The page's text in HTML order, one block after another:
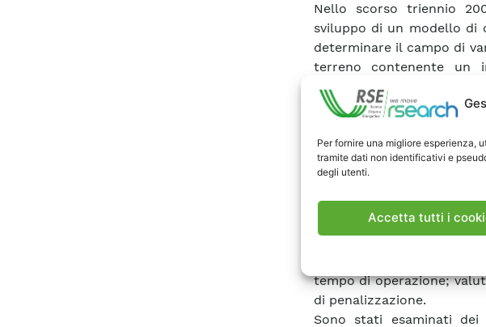
Per fornire una migliore esperienza,
tramite dati non identificativi e
degli utenti.
Accetta tutti i
Nello scorso triennio
sviluppo di un modello di
determinare il campo di
terreno contenente un
conoscenza della deriva
adeguato
attività svolte nel 2012:
•definizione di una
derivante da un best fit
effettuata con LENGTH,
mezzo alternativo
•estensione di LENGTH
sonde di differente
tempo di operazione;
di penalizzazione.
Sono stati esaminati